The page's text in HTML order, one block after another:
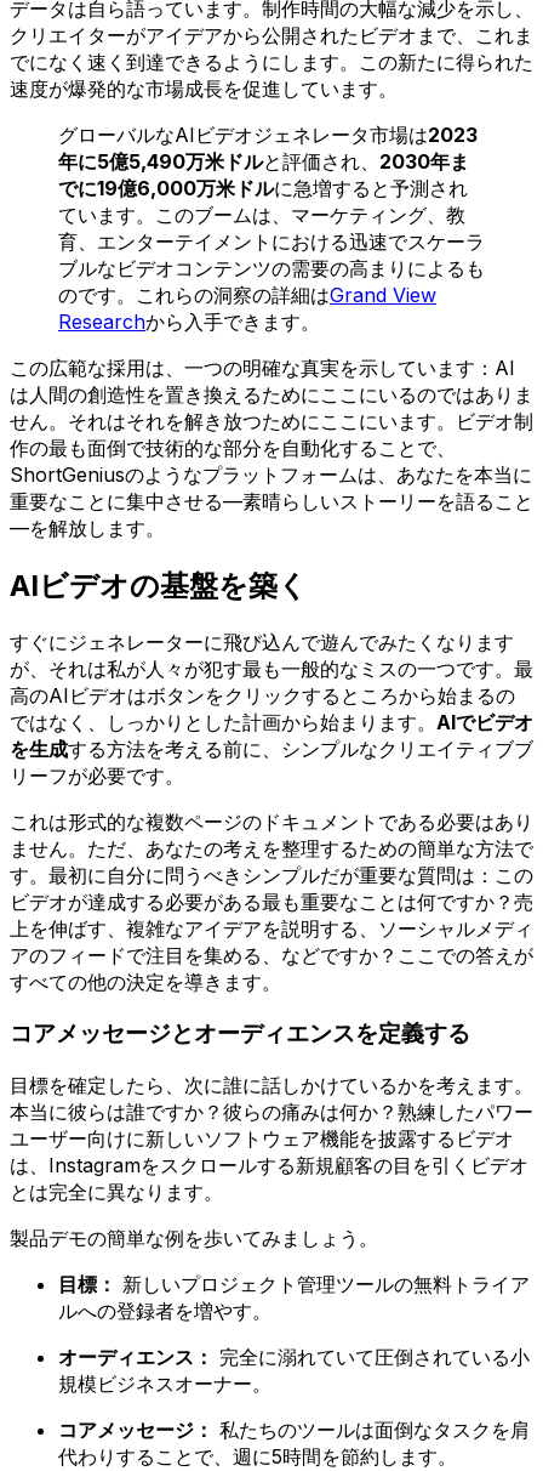
データは自ら語っています。制作時間の大幅な減少を示し、
クリエイターがアイデアから公開されたビデオまで、これま
でになく速く到達できるようにします。この新たに得られた
速度が爆発的な市場成長を促進しています。
グローバルなAIビデオジェネレータ市場は2023
年に5億5,490万米ドルと評価され、 2030年ま
でに19億6,000万米ドルに急増すると予測され
ています。このブームは、マーケティング、教
育、エンターテイメントにおける迅速でスケーラ
ブルなビデオコンテンツの需要の高まりによるも
のです。これらの洞察の詳細はGrand View
Researchから入手できます。
この広範な採用は、一つの明確な真実を示しています：AI
は人間の創造性を置き換えるためにここにいるのではありま
せん。それはそれを解き放つためにここにいます。ビデオ制
作の最も面倒で技術的な部分を自動化することで、
ShortGeniusのようなプラットフォームは、あなたを本当に
重要なことに集中させる—素晴らしいストーリーを語ること
—を解放します。
AIビデオの基盤を築く
すぐにジェネレーターに飛び込んで遊んでみたくなります
が、それは私が人々が犯す最も一般的なミスの一つです。最
高のAIビデオはボタンをクリックするところから始まるの
ではなく、しっかりとした計画から始まります。 AIでビデオ
を生成する方法を考える前に、シンプルなクリエイティブブ
リーフが必要です。
これは形式的な複数ページのドキュメントである必要はあり
ません。ただ、あなたの考えを整理するための簡単な方法で
す。最初に自分に問うべきシンプルだが重要な質問は：この
ビデオが達成する必要がある最も重要なことは何ですか？売
上を伸ばす、複雑なアイデアを説明する、ソーシャルメディ
アのフィードで注目を集める、などですか？ここでの答えが
すべての他の決定を導きます。
コアメッセージとオーディエンスを定義する
目標を確定したら、次に誰に話しかけているかを考えます。
本当に彼らは誰ですか？彼らの痛みは何か？熟練したパワー
ユーザー向けに新しいソフトウェア機能を披露するビデオ
は、Instagramをスクロールする新規顧客の目を引くビデオ
とは完全に異なります。
製品デモの簡単な例を歩いてみましょう。
目標： 新しいプロジェクト管理ツールの無料トライア
ルへの登録者を増やす。
オーディエンス： 完全に溺れていて圧倒されている小
規模ビジネスオーナー。
コアメッセージ： 私たちのツールは面倒なタスクを肩
代わりすることで、週に5時間を節約します。